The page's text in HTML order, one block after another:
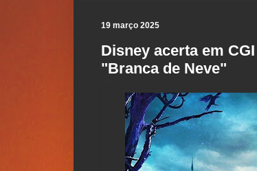
19 março 2025
Disney acerta em
"Branca de Neve"